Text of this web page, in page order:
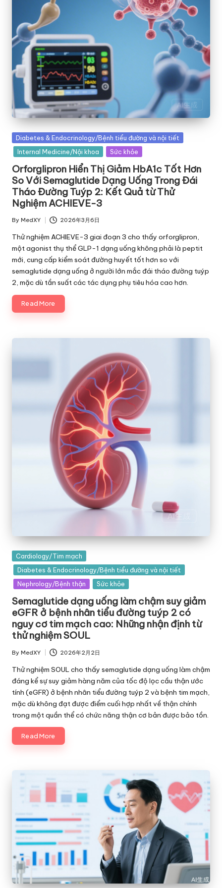
Posted
in
Diabetes & Endocrinology/Bệnh tiểu đường và nội tiết
Internal Medicine/Nội khoa
Sức khỏe
Orforglipron Hiển Thị Giảm HbA1c Tốt Hơn
So Với Semaglutide Dạng Uống Trong Đái
Tháo Đường Tuýp 2: Kết Quả từ Thử
Nghiệm ACHIEVE-3
Posted
by
By MedXY 2026年3月6日
Thử nghiệm ACHIEVE-3 giai đoạn 3 cho thấy orforglipron,
một agonist thụ thể GLP-1 dạng uống không phải là peptit
mới, cung cấp kiểm soát đường huyết tốt hơn so với
semaglutide dạng uống ở người lớn mắc đái tháo đường tuýp
2, mặc dù tần suất các tác dụng phụ tiêu hóa cao hơn.
Read More
Posted
in
Cardiology/Tim mạch
Diabetes & Endocrinology/Bệnh tiểu đường và nội tiết
Nephrology/Bệnh thận
Sức khỏe
Semaglutide dạng uống làm chậm suy giảm
eGFR ở bệnh nhân tiểu đường tuýp 2 có
nguy cơ tim mạch cao: Những nhận định từ
thử nghiệm SOUL
Posted
by
By MedXY 2026年2月2日
Thử nghiệm SOUL cho thấy semaglutide dạng uống làm chậm
đáng kể sự suy giảm hàng năm của tốc độ lọc cầu thận ước
tính (eGFR) ở bệnh nhân tiểu đường tuýp 2 và bệnh tim mạch,
mặc dù không đạt được điểm cuối hợp nhất về thận chính
trong một quần thể có chức năng thận cơ bản được bảo tồn.
Read More